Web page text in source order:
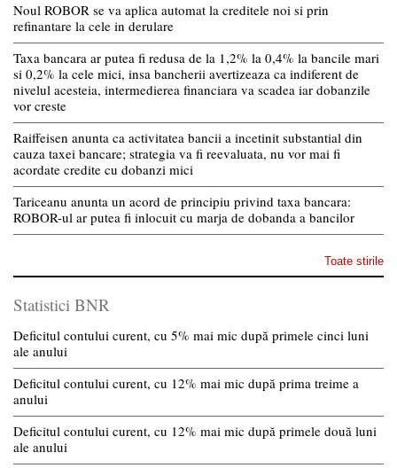
Noul ROBOR se va aplica automat la creditele noi si prin
refinantare la cele in derulare
Taxa bancara ar putea fi redusa de la 1,2% la 0,4% la bancile mari
si 0,2% la cele mici, insa bancherii avertizeaza ca indiferent de
nivelul acesteia, intermedierea financiara va scadea iar dobanzile
vor creste
Raiffeisen anunta ca activitatea bancii a incetinit substantial din
cauza taxei bancare; strategia va fi reevaluata, nu vor mai fi
acordate credite cu dobanzi mici
Tariceanu anunta un acord de principiu privind taxa bancara:
ROBOR-ul ar putea fi inlocuit cu marja de dobanda a bancilor
Toate stirile
Statistici BNR
Deficitul contului curent, cu 5% mai mic după primele cinci luni
ale anului
Deficitul contului curent, cu 12% mai mic după prima treime a
anului
Deficitul contului curent, cu 12% mai mic după primele două luni
ale anului